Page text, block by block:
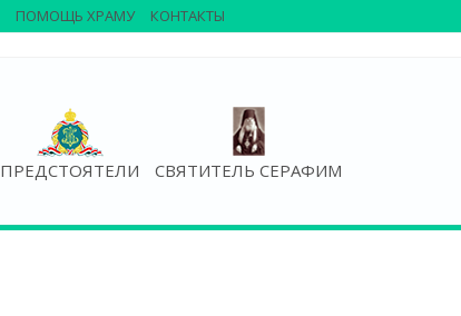
ПРЕДСТОЯТЕЛИ СВЯТИТЕЛЬ СЕРАФИМ
ПОМОЩЬ ХРАМУ КОНТАКТЫ